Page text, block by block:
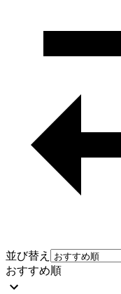
並び替え
おすすめ順